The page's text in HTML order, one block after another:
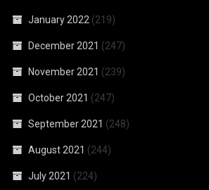
January 2022 (219)
December 2021 (247)
November 2021 (239)
October 2021 (247)
September 2021 (248)
August 2021 (244)
July 2021 (224)